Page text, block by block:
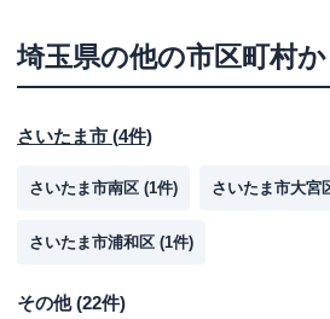
埼玉県の他の市区町村
さいたま市 (4件)
さいたま市南区 (1件) さいたま市大宮
さいたま市浦和区 (1件)
その他(22件)